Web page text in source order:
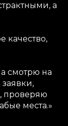
а
качество,
смотрю на
проверяю
места.»